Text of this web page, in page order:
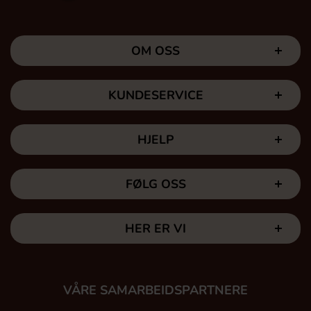
OM OSS
KUNDESERVICE
HJELP
FØLG OSS
HER ER VI
VÅRE SAMARBEIDSPARTNERE